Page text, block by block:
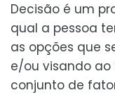
Decisão é um
qual a pessoa
as opções que
e/ou visando
conjunto de